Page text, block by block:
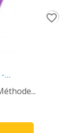
...
favorite_border